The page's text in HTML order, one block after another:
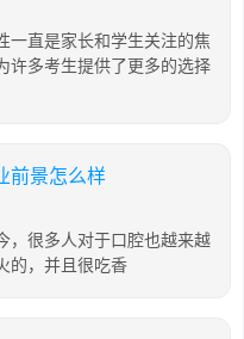
一直是家长和学生关注的焦
许多考生提供了更多的选择
前景怎么样
，很多人对于口腔也越来越
的，并且很吃香